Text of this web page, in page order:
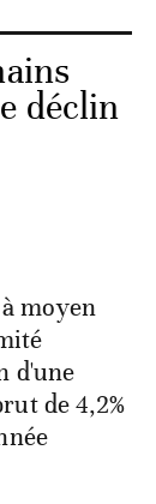
déclin
moyen
d'une
de 4,2%